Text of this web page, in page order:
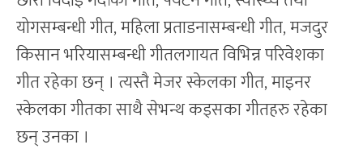
योगसम्बन्धी गीत, महिला प्रताडनासम्बन्धी गीत, मजदुर
किसान भरियासम्बन्धी गीतलगायत विभिन्न परिवेशका
गीत रहेका छन् । त्यस्तै मेजर स्केलका गीत, माइनर
स्केलका गीतका साथै सेभन्थ कड्सका गीतहरु रहेका
छन् उनका ।